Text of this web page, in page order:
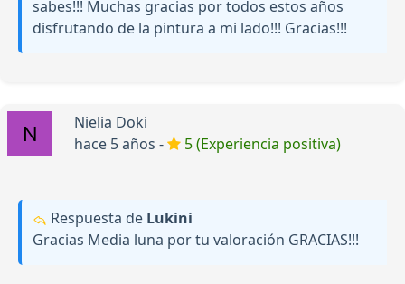
sabes!!! Muchas gracias por todos estos años
disfrutando de la pintura a mi lado!!! Gracias!!!
Nielia Doki
hace 5 años -
5 (Experiencia positiva)
Respuesta de Lukini
Gracias Media luna por tu valoración GRACIAS!!!